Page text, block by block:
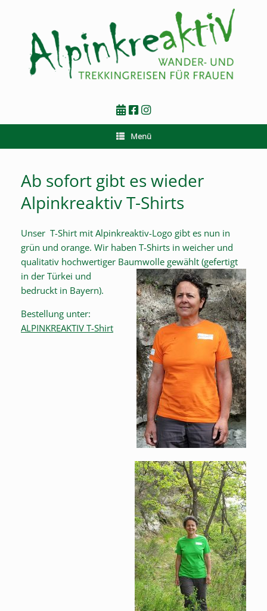
Menü
Ab sofort gibt es wieder
Alpinkreaktiv T-Shirts
Unser T-Shirt mit Alpinkreaktiv-Logo gibt es nun in
grün und orange. Wir haben T-Shirts in weicher und
qualitativ hochwertiger Baumwolle gewählt (gefertigt
in der Türkei und
bedruckt in Bayern).
Bestellung unter:
ALPINKREAKTIV T-Shirt